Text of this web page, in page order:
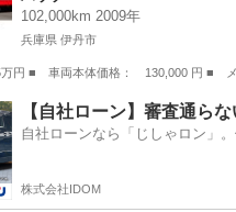
102,000km 2009年
兵庫県 伊丹市
円 ■ 車両本体価格： 130,000 円 ■
パッソ
【自社ローン】審査通ら
自社ローンなら「じしゃロン」
株式会社IDOM